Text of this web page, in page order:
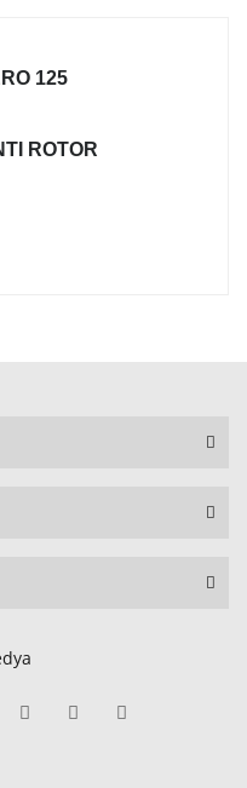
125
ROTOR